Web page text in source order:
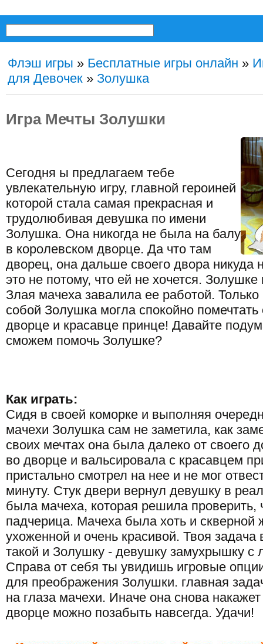
Флэш игры » Бесплатные игры онлайн »
для Девочек » Золушка
Игра Мечты Золушки
Сегодня ы предлагаем тебе
увлекательную игру, главной героиней
которой стала самая прекрасная и
трудолюбивая девушка по имени
Золушка. Она никогда не была на балу
в королевском дворце. Да что там
дворец, она дальше своего двора никуда
это не потому, что ей не хочется. Золушке
Злая мачеха завалила ее работой.
собой Золушка могла спокойно помечтать
дворце и красавце принце! Давайте
сможем помочь Золушке?
Как играть:
Сидя в своей коморке и выполняя
мачехи Золушка сам не заметила, как
своих мечтах она была далеко от своего
во дворце и вальсировала с красавцем
пристально смотрел на нее и не мог
минуту. Стук двери вернул девушку в
была мачеха, которая решила проверить,
падчерица. Мачеха была хоть и скверной
ухоженной и очень красивой. Твоя задача
такой и Золушку - девушку замухрышку с
Справа от себя ты увидишь игровые
для преображения Золушки. главная
на глаза мачехи. Иначе она снова
дворце можно позабыть навсегда. Удачи!